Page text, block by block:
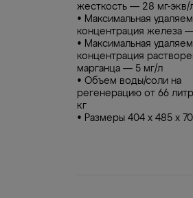
жесткость — 28 мг-экв/
• Максимальная
концентрация железа
• Максимальная
концентрация
марганца — 5 мг/л
• Объем воды/соли на
регенерацию от 66
кг
• Размеры 404 х 485 х